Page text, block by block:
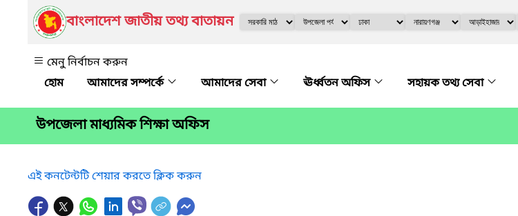
বাংলাদেশ জাতীয় তথ্য বাতায়ন
মেনু নির্বাচন করুন
আমাদের সম্পর্কে
আমাদের সেবা ঊর্ধ্বতন অফিস সহায়ক তথ্য সেবা
উপজেলা মাধ্যমিক শিক্ষা অফিস
এই কনটেন্টটি শেয়ার করতে ক্লিক করুন